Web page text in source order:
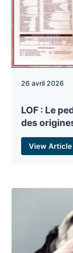
26 avril 2026
LOF : Le
des
View Article